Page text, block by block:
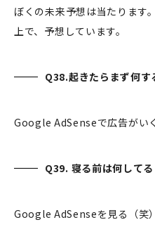
ぼくの未来予想は当たります
上で、予想しています。
Q38.起きたらまず何す
Google AdSenseで広告がい
Q39. 寝る前は何してる
Google AdSenseを見る（笑）